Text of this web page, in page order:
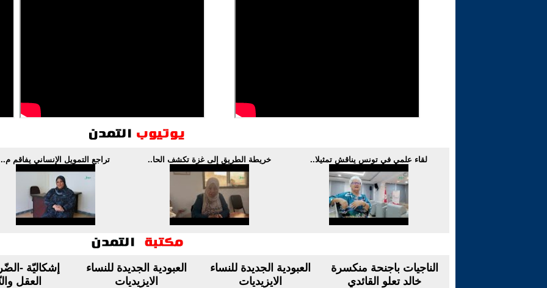
تراجع التمويل الإنساني يفاقم م.. خريطة الطريق إلى غزة تكشف الحا.. لقاء علمي في تونس يناقش تمثيلا..
إشكاليّة -
العقل
العبودية الجديدة للنساء
الايزيديات
العبودية الجديدة للنساء
الايزيديات
الناجيات باجنحة منكسرة
خالد تعلو القائدي